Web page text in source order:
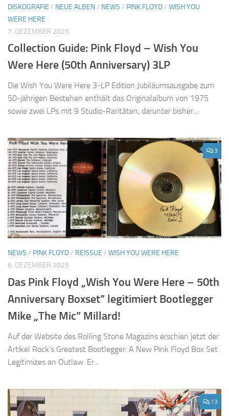
DISKOGRAFIE / NEUE ALBEN/ NEWS / PINK FLOYD/ WISH YOU
WERE HERE
7. DEZEMBER 2025
Collection Guide: Pink Floyd – Wish You
Were Here (50th Anniversary) 3LP
Die Wish You Were Here 3-LP Edition Jubiläumsausgabe zum
50-jährigen Bestehen enthält das Originalalbum von 1975
sowie zwei LPs mit 9 Studio-Raritäten, darunter bisher...
3
NEWS / PINK FLOYD/ REISSUE / WISH YOU WERE HERE
6. DEZEMBER 2025
Das Pink Floyd „Wish You Were Here – 50th
Anniversary Boxset” legitimiert Bootlegger
Mike „The Mic” Millard!
Auf der Website des Rolling Stone Magazins erschien jetzt der
Artikel Rock’s Greatest Bootlegger: A New Pink Floyd Box Set
Legitimizes an Outlaw. Er...
13